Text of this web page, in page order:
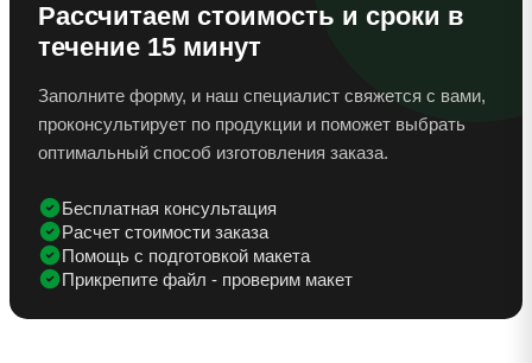
Рассчитаем стоимость и сроки в
течение 15 минут
Заполните форму, и наш специалист свяжется с вами,
проконсультирует по продукции и поможет выбрать
оптимальный способ изготовления заказа.
Бесплатная консультация
Расчет стоимости заказа
Помощь с подготовкой макета
Прикрепите файл - проверим макет